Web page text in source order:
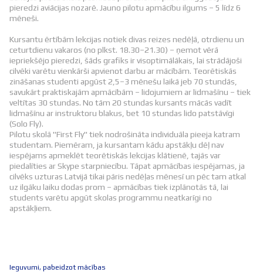
pieredzi aviācijas nozarē. Jauno pilotu apmācību ilgums – 5 līdz 6
mēneši.
Kursantu ērtībām lekcijas notiek divas reizes nedēļā, otrdienu un
ceturtdienu vakaros (no plkst. 18.30–21.30) – ņemot vērā
iepriekšējo pieredzi, šāds grafiks ir visoptimālākais, lai strādājoši
cilvēki varētu vienkārši apvienot darbu ar mācībām. Teorētiskās
zināšanas studenti apgūst 2,5–3 mēnešu laikā jeb 70 stundās,
savukārt praktiskajām apmācībām – lidojumiem ar lidmašīnu – tiek
veltītas 30 stundas. No tām 20 stundas kursants mācās vadīt
lidmašīnu ar instruktoru blakus, bet 10 stundas lido patstāvīgi
(Solo Fly).
Pilotu skolā "First Fly" tiek nodrošināta individuāla pieeja katram
studentam. Piemēram, ja kursantam kādu apstākļu dēļ nav
iespējams apmeklēt teorētiskās lekcijas klātienē, tajās var
piedalīties ar Skype starpniecību. Tāpat apmācības iespējamas, ja
cilvēks uzturas Latvijā tikai pāris nedēļas mēnesī un pēc tam atkal
uz ilgāku laiku dodas prom – apmācības tiek izplānotās tā, lai
students varētu apgūt skolas programmu neatkarīgi no
apstākļiem.
Ieguvumi, pabeidzot mācības